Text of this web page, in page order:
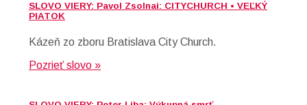
SLOVO VIERY: Pavol Zsolnai: CITYCHURCH • VEĽKÝ
PIATOK
Kázeň zo zboru Bratislava City Church.
Pozrieť slovo »